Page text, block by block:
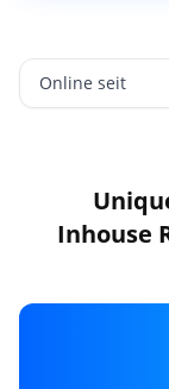
Online seit
Inhouse